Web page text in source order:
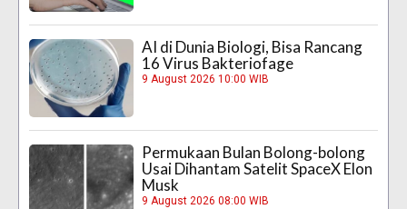
AI di Dunia Biologi, Bisa Rancang
16 Virus Bakteriofage
9 August 2026 10:00 WIB
Permukaan Bulan Bolong-bolong
Usai Dihantam Satelit SpaceX Elon
Musk
9 August 2026 08:00 WIB